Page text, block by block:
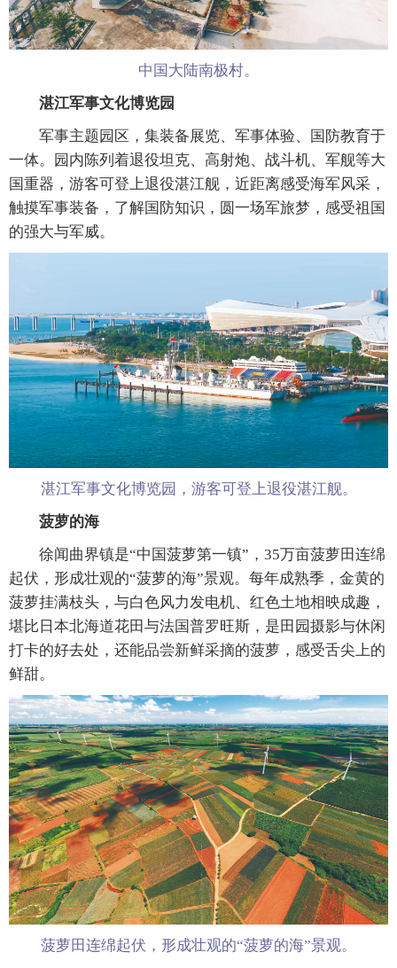
中国大陆南极村。
湛江军事文化博览园
军事主题园区，集装备展览、军事体验、国防教育于
一体。园内陈列着退役坦克、高射炮、战斗机、军舰等大
国重器，游客可登上退役湛江舰，近距离感受海军风采，
触摸军事装备，了解国防知识，圆一场军旅梦，感受祖国
的强大与军威。
湛江军事文化博览园，游客可登上退役湛江舰。
菠萝的海
徐闻曲界镇是“中国菠萝第一镇”，35万亩菠萝田连绵
起伏，形成壮观的“菠萝的海”景观。每年成熟季，金黄的
菠萝挂满枝头，与白色风力发电机、红色土地相映成趣，
堪比日本北海道花田与法国普罗旺斯，是田园摄影与休闲
打卡的好去处，还能品尝新鲜采摘的菠萝，感受舌尖上的
鲜甜。
菠萝田连绵起伏，形成壮观的“菠萝的海”景观。